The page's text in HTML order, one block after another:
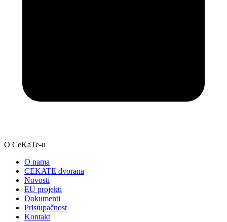
O CeKaTe-u
O nama
CEKATE dvorana
Novosti
EU projekti
Dokumenti
Pristupačnost
Kontakt